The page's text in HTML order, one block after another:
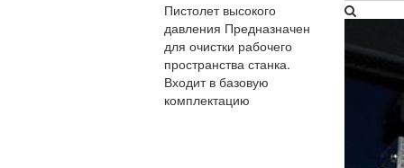
Пистолет высокого
давления Предназначен
для очистки рабочего
пространства станка.
Входит в базовую
комплектацию